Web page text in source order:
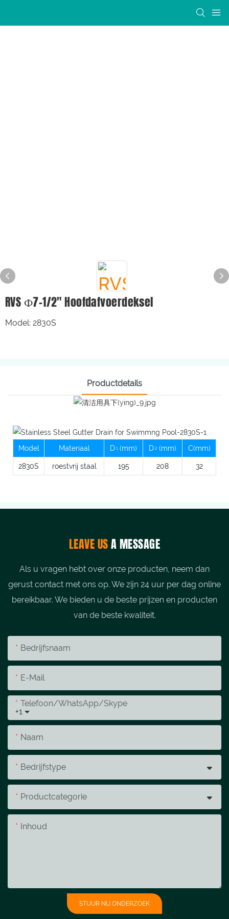
RVS Ф7-1/2" Hoofdafvoerdeksel
Model: 2830S
Productdetails
Model Materiaal D 1(mm) D 2 (mm) C(mm)
2830S roestvrij staal 195 208 32
LEAVE USA MESSAGE
Als u vragen hebt over onze producten, neem dan
gerust contact met ons op. We zijn 24 uur per dag online
bereikbaar. We bieden u de beste prijzen en producten
van de beste kwaliteit.
Bedrijfsnaam
E-Mail
+1
Telefoon/WhatsApp/Skype
Naam
Bedrijfstype
Productcategorie
Inhoud
STUUR NU ONDERZOEK